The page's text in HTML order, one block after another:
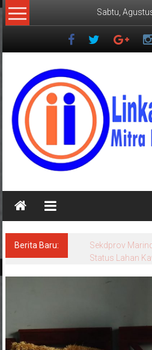
Lompat
ke
Sabtu,
Mitra
Terpercaya
Berita Baru:
Sekdprov
Status Lahan